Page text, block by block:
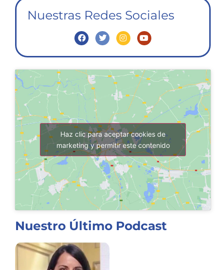
Nuestras Redes Sociales
Haz clic para aceptar cookies de
marketing y permitir este contenido
Nuestro Último Podcast